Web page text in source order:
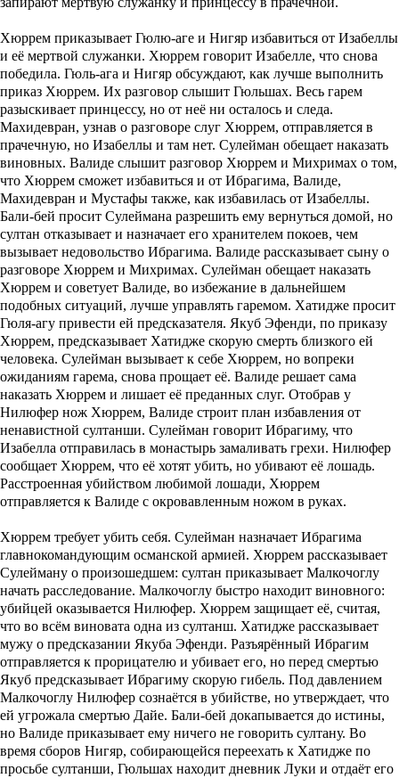
Хюррем приказывает Гюлю-аге и Нигяр избавиться от Изабеллы
и её мертвой служанки. Хюррем говорит Изабелле, что снова
победила. Гюль-ага и Нигяр обсуждают, как лучше выполнить
приказ Хюррем. Их разговор слышит Гюльшах. Весь гарем
разыскивает принцессу, но от неё ни осталось и следа.
Махидевран, узнав о разговоре слуг Хюррем, отправляется в
прачечную, но Изабеллы и там нет. Сулейман обещает наказать
виновных. Валиде слышит разговор Хюррем и Михримах о том,
что Хюррем сможет избавиться и от Ибрагима, Валиде,
Махидевран и Мустафы также, как избавилась от Изабеллы.
Бали-бей просит Сулеймана разрешить ему вернуться домой, но
султан отказывает и назначает его хранителем покоев, чем
вызывает недовольство Ибрагима. Валиде рассказывает сыну о
разговоре Хюррем и Михримах. Сулейман обещает наказать
Хюррем и советует Валиде, во избежание в дальнейшем
подобных ситуаций, лучше управлять гаремом. Хатидже просит
Гюля-агу привести ей предсказателя. Якуб Эфенди, по приказу
Хюррем, предсказывает Хатидже скорую смерть близкого ей
человека. Сулейман вызывает к себе Хюррем, но вопреки
ожиданиям гарема, снова прощает её. Валиде решает сама
наказать Хюррем и лишает её преданных слуг. Отобрав у
Нилюфер нож Хюррем, Валиде строит план избавления от
ненавистной султанши. Сулейман говорит Ибрагиму, что
Изабелла отправилась в монастырь замаливать грехи. Нилюфер
сообщает Хюррем, что её хотят убить, но убивают её лошадь.
Расстроенная убийством любимой лошади, Хюррем
отправляется к Валиде с окровавленным ножом в руках.
Хюррем требует убить себя. Сулейман назначает Ибрагима
главнокомандующим османской армией. Хюррем рассказывает
Сулейману о произошедшем: султан приказывает Малкочоглу
начать расследование. Малкочоглу быстро находит виновного:
убийцей оказывается Нилюфер. Хюррем защищает её, считая,
что во всём виновата одна из султанш. Хатидже рассказывает
мужу о предсказании Якуба Эфенди. Разъярённый Ибрагим
отправляется к прорицателю и убивает его, но перед смертью
Якуб предсказывает Ибрагиму скорую гибель. Под давлением
Малкочоглу Нилюфер сознаётся в убийстве, но утверждает, что
ей угрожала смертью Дайе. Бали-бей докапывается до истины,
но Валиде приказывает ему ничего не говорить султану. Во
время сборов Нигяр, собирающейся переехать к Хатидже по
просьбе султанши, Гюльшах находит дневник Луки и отдаёт его